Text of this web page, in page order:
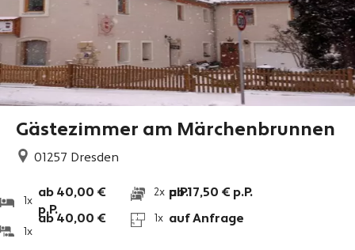
Gästezimmer am Märchenbrunnen
01257 Dresden
1x
ab 40,00 €
p.P.
1x
ab 40,00 €
p.P.
2x ab 17,50 € p.P.
1x auf Anfrage